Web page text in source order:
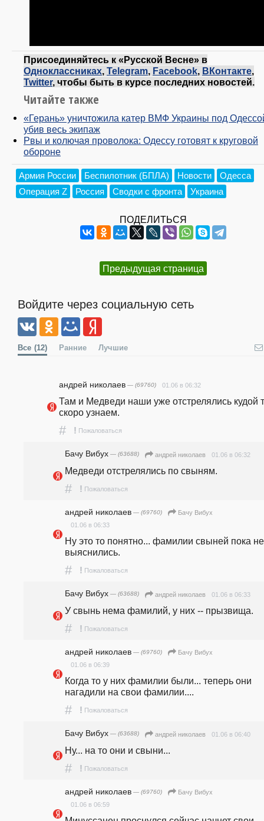
Присоединяйтесь к «Русской Весне» в
Одноклассниках Telegram Facebook ВКонтакте
Twitter, чтобы быть в курсе последних новостей.
Читайте также
«Герань» уничтожила катер ВМФ Украины под
убив весь экипаж
Рвы и колючая проволока: Одессу готовят к круговой
обороне
Армия России Беспилотник (БПЛА) Новости
Одесса
Операция Z
Россия Сводки с фронта Украина
ПОДЕЛИТЬСЯ
Предыдущая страница
Войдите через социальную сеть
Все (12) Ранние Лучшие
андpeй николаев — (69760) 01.06 в 06:32
Там и Медведи наши уже отстрелялись кудой
скоро узнаем.
# ! Пожаловаться
Бачу Вибух — (63688) андpeй николаев 01.06 в 06:32
Медведи отстрелялись по свыням.
# ! Пожаловаться
андpeй николаев — (69760)
Бачу Вибух
01.06 в 06:33
Ну это то понятно... фамилии свыней пока не
выяснились.
# ! Пожаловаться
Бачу Вибух — (63688) андpeй николаев 01.06 в 06:33
У свынь нема фамилий, у них -- прызвища.
# ! Пожаловаться
андpeй николаев — (69760)
Бачу Вибух
01.06 в 06:39
Когда то у них фамилии были... теперь они
нагадили на свои фамилии....
# ! Пожаловаться
Бачу Вибух — (63688) андpeй николаев 01.06 в 06:40
Ну... на то они и свыни...
# ! Пожаловаться
андpeй николаев — (69760)
Бачу Вибух
01.06 в 06:59